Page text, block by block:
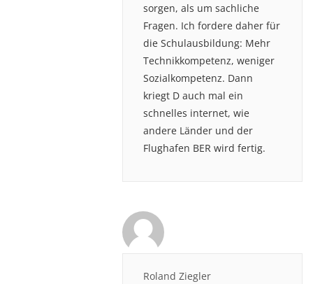
sorgen, als um sachliche
Fragen. Ich fordere daher für
die Schulausbildung: Mehr
Technikkompetenz, weniger
Sozialkompetenz. Dann
kriegt D auch mal ein
schnelles internet, wie
andere Länder und der
Flughafen BER wird fertig.
Roland Ziegler